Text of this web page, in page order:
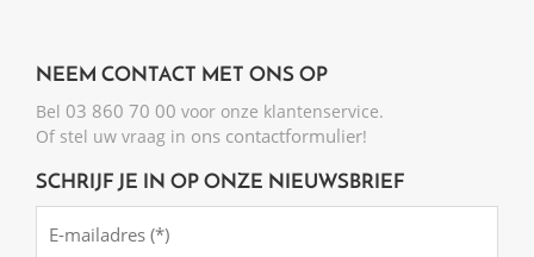
NEEM CONTACT MET ONS OP
Bel 03 860 70 00 voor onze klantenservice.
Of stel uw vraag in ons contactformulier!
SCHRIJF JE IN OP ONZE NIEUWSBRIEF
(Required)